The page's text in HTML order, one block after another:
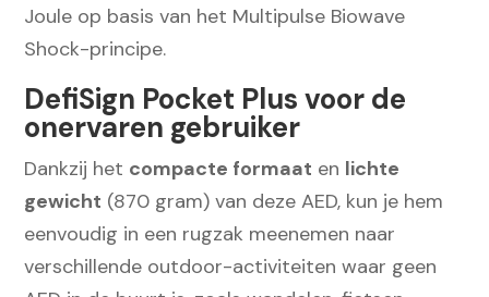
Joule op basis van het Multipulse Biowave
Shock-principe.
DefiSign Pocket Plus voor de
onervaren gebruiker
Dankzij het compacte formaat en lichte
gewicht (870 gram) van deze AED, kun je hem
eenvoudig in een rugzak meenemen naar
verschillende outdoor-activiteiten waar geen